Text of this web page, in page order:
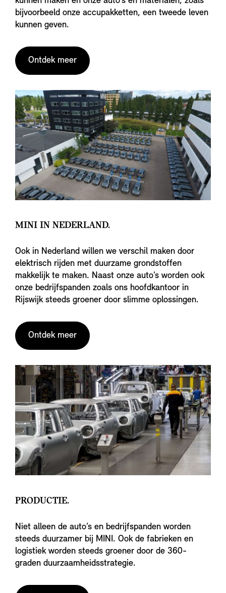
bijvoorbeeld onze accupakketten, een tweede leven
kunnen geven.
Ontdek meer
MINI IN NEDERLAND.
Ook in Nederland willen we verschil maken door
elektrisch rijden met duurzame grondstoffen
makkelijk te maken. Naast onze auto’s worden ook
onze bedrijfspanden zoals ons hoofdkantoor in
Rijswijk steeds groener door slimme oplossingen.
Ontdek meer
PRODUCTIE.
Niet alleen de auto’s en bedrijfspanden worden
steeds duurzamer bij MINI. Ook de fabrieken en
logistiek worden steeds groener door de 360-
graden duurzaamheidsstrategie.